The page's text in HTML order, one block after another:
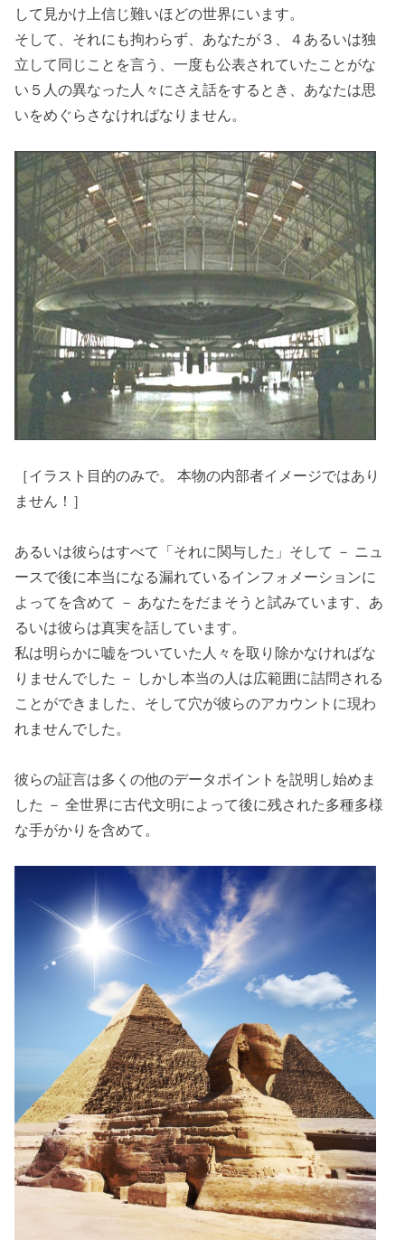
して見かけ上信じ難いほどの世界にいます。
そして、それにも拘わらず、あなたが３、４あるいは独
立して同じことを言う、一度も公表されていたことがな
い５人の異なった人々にさえ話をするとき、あなたは思
いをめぐらさなければなりません。
［イラスト目的のみで。 本物の内部者イメージではあり
ません！］
あるいは彼らはすべて「それに関与した」そして － ニュ
ースで後に本当になる漏れているインフォメーションに
よってを含めて － あなたをだまそうと試みています、あ
るいは彼らは真実を話しています。
私は明らかに嘘をついていた人々を取り除かなければな
りませんでした － しかし本当の人は広範囲に詰問される
ことができました、そして穴が彼らのアカウントに現わ
れませんでした。
彼らの証言は多くの他のデータポイントを説明し始めま
した － 全世界に古代文明によって後に残された多種多様
な手がかりを含めて。